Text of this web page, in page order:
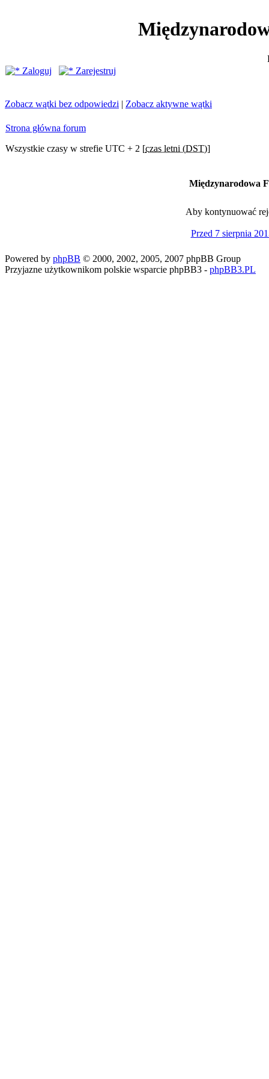
Zaloguj
Zarejestruj
Zobacz wątki bez odpowiedzi | Zobacz aktywne wątki
Strona główna forum
Wszystkie czasy w strefie UTC + 2 [czas letni (DST)]
Międzynarodowa
Aby kontynuować
Przed 7 sierpnia
Powered by phpBB © 2000, 2002, 2005, 2007 phpBB Group
Przyjazne użytkownikom polskie wsparcie phpBB3 - phpBB3.PL